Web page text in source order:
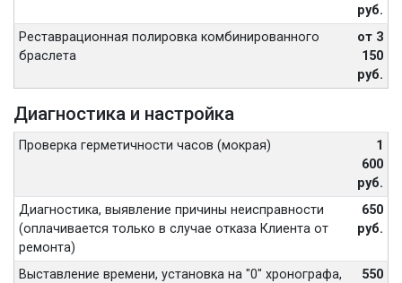
руб.
Реставрационная полировка комбинированного
браслета
от 3
150
руб.
Диагностика и настройка
Проверка герметичности часов (мокрая)
1
600
руб.
Диагностика, выявление причины неисправности
(оплачивается только в случае отказа Клиента от
ремонта)
650
руб.
Выставление времени, установка на "0" хронографа,
550